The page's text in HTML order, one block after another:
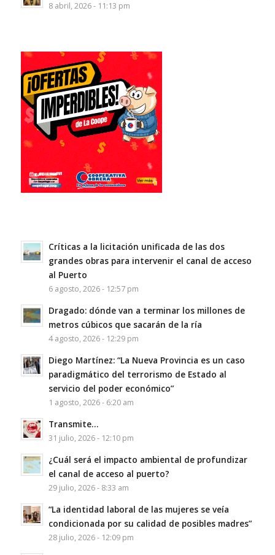
8 abril, 2026 - 11:13 pm
Críticas a la licitación unificada de las dos
grandes obras para intervenir el canal de acceso
al Puerto
6 agosto, 2026 - 12:57 pm
Dragado: dónde van a terminar los millones de
metros cúbicos que sacarán de la ría
4 agosto, 2026 - 12:29 pm
Diego Martínez: “La Nueva Provincia es un caso
paradigmático del terrorismo de Estado al
servicio del poder económico”
1 agosto, 2026 - 6:20 am
Transmite…
31 julio, 2026 - 12:10 pm
¿Cuál será el impacto ambiental de profundizar
el canal de acceso al puerto?
29 julio, 2026 - 8:33 am
“La identidad laboral de las mujeres se veía
condicionada por su calidad de posibles madres”
28 julio, 2026 - 12:09 pm